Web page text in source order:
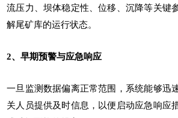
流压力、坝体稳定性、位移、沉降等关键
解尾矿库的运行状态。
2、早期预警与应急响应
一旦监测数据偏离正常范围，系统能够迅
关人员提供及时信息，以便启动应急响应